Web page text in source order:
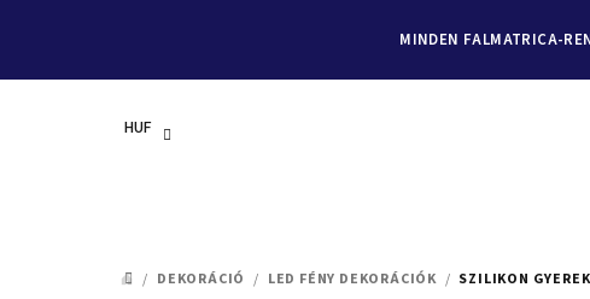
MINDEN FALMATRICA-
HUF
KEZDŐLAP
/ DEKORÁCIÓ / LED FÉNY DEKORÁCIÓK / SZILIKON